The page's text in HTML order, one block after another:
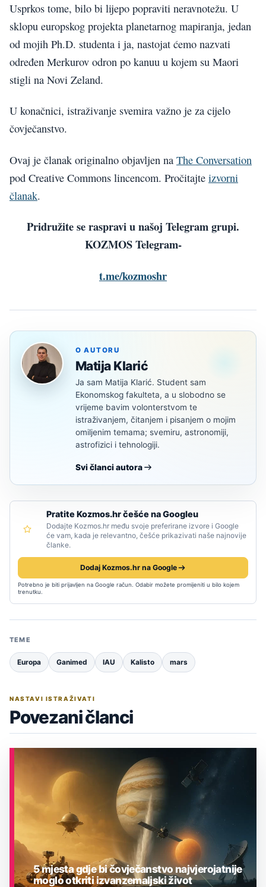
Usprkos tome, bilo bi lijepo popraviti neravnotežu. U
sklopu europskog projekta planetarnog mapiranja, jedan
od mojih Ph.D. studenta i ja, nastojat ćemo nazvati
određen Merkurov odron po kanuu u kojem su Maori
stigli na Novi Zeland.
U konačnici, istraživanje svemira važno je za cijelo
čovječanstvo.
Ovaj je članak originalno objavljen na The Conversation
pod Creative Commons lincencom. Pročitajte izvorni
članak.
Pridružite se raspravi u našoj Telegram grupi.
KOZMOS Telegram-
t.me/kozmoshr
O AUTORU
Matija Klarić
Ja sam Matija Klarić. Student sam
Ekonomskog fakulteta, a u slobodno se
vrijeme bavim volonterstvom te
istraživanjem, čitanjem i pisanjem o mojim
omiljenim temama; svemiru, astronomiji,
astrofizici i tehnologiji.
Svi članci autora
Pratite Kozmos.hr češće na Googleu
Dodajte Kozmos.hr među svoje preferirane izvore i Google
će vam, kada je relevantno, češće prikazivati naše najnovije
članke.
Dodaj Kozmos.hr na Google
Potrebno je biti prijavljen na Google račun. Odabir možete promijeniti u bilo kojem
trenutku.
TEME
Europa Ganimed IAU Kalisto mars
NASTAVI ISTRAŽIVATI
Povezani članci
5 mjesta gdje bi čovječanstvo najvjerojatnije
moglo otkriti izvanzemaljski život